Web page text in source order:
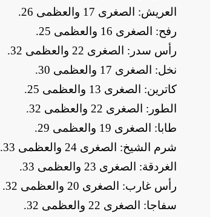
​العريش: الصغرى 17 والعظمى 26
.
​رفح: الصغرى 16 والعظمى 25
.
​رأس سدر: الصغرى 22 والعظمى 32
.
​نخل: الصغرى 17 والعظمى 30
.
​كاترين: الصغرى 13 والعظمى 25
.
​الطور: الصغرى 22 والعظمى 32
.
​طابا: الصغرى 19 والعظمى 29
.
​شرم الشيخ: الصغرى 24 والعظمى 33
.
​الغردقة: الصغرى 23 والعظمى 33
.
​رأس غارب: الصغرى 20 والعظمى 32
.
​سفاجا: الصغرى 22 والعظمى 32
.